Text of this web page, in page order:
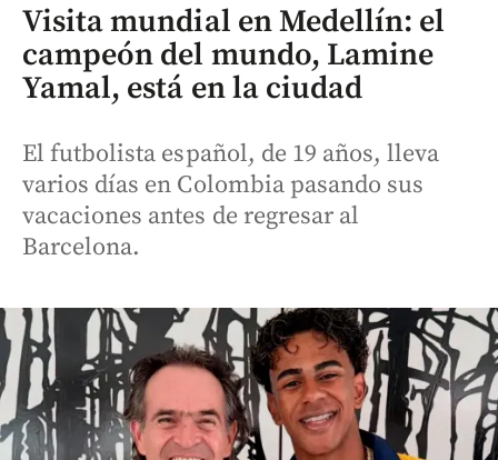
Visita mundial en Medellín: el
campeón del mundo, Lamine
Yamal, está en la ciudad
El futbolista español, de 19 años, lleva
varios días en Colombia pasando sus
vacaciones antes de regresar al
Barcelona.